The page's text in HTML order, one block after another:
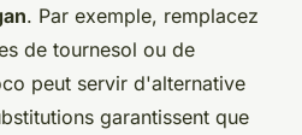
. Par exemple, remplacez
de tournesol ou de
peut servir d'alternative
garantissent que